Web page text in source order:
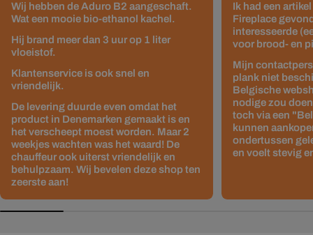
Wij hebben de Aduro B2 aangeschaft.
Wat een mooie bio-ethanol kachel.
Hij brand meer dan 3 uur op 1 liter
vloeistof.
Klantenservice is ook snel en
vriendelijk.
De levering duurde even omdat het
product in Denemarken gemaakt is en
het verscheept moest worden. Maar 2
weekjes wachten was het waard! De
chauffeur ook uiterst vriendelijk en
behulpzaam. Wij bevelen deze shop ten
zeerste aan!
Ik had een
Fireplace
interesseerde
voor brood- en
Mijn
plank niet
Belgische
nodige zou
toch via een
kunnen
ondertussen
en voelt stevig